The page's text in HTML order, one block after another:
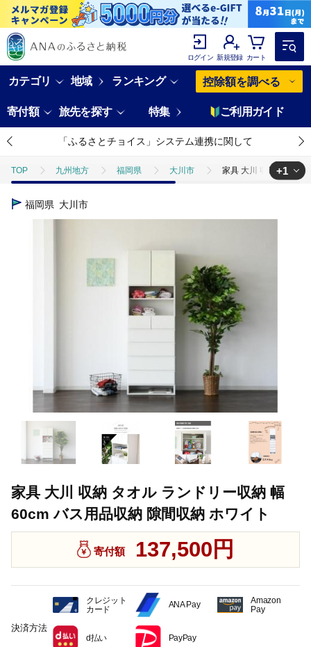
ログイン 新規登録 カート
カテゴリ 地域 ランキング 控除額を調べる
寄付額 旅先を探す 特集 ご利用ガイド
「ふるさとチョイス」システム連携に関して
TOP 九州地方 福岡県 大川市 家具 大川 収納 タオル
TOP
+1
福岡県 大川市
家具 大川 収納 タオル ランドリー収納 幅
60cm バス用品収納 隙間収納 ホワイト
寄付額 137,500円
決済方法
クレジット
カード
ANA Pay
Amazon
Pay
d払い PayPay